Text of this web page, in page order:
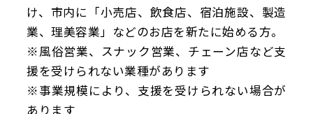
け、市内に「小売店、飲食店、宿泊施設、製造
業、理美容業」などのお店を新たに始める方。
※風俗営業、スナック営業、チェーン店など支
援を受けられない業種があります
※事業規模により、支援を受けられない場合が
あります